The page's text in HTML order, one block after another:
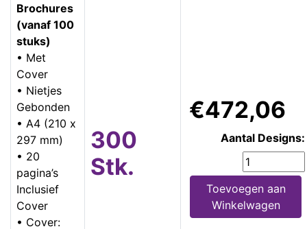
Brochures
(vanaf 100
stuks)
• Met
Cover
• Nietjes
Gebonden
• A4 (210 x
297 mm)
• 20
pagina’s
Inclusief
Cover
• Cover:
300
Stk.
€472,06
Aantal Designs:
Toevoegen aan
Winkelwagen